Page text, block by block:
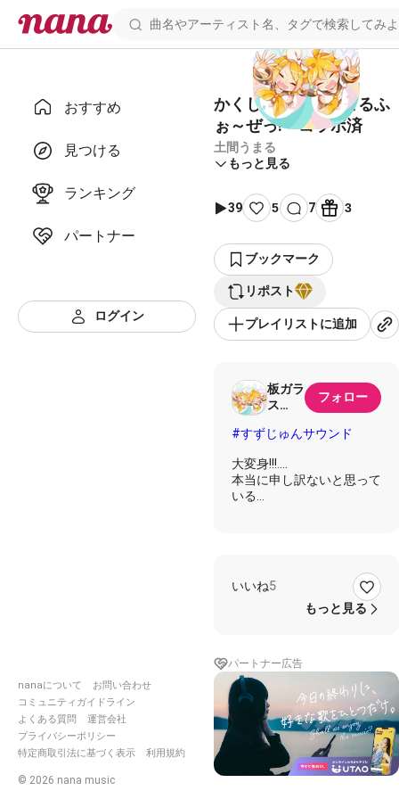
おすすめ
見つける
ランキング
パートナー
ログイン
nanaについて
お問い合わせ
コミュニティガイドライン
よくある質問
運営会社
プライバシーポリシー
特定商取引法に基づく表示
利用規約
© 2026 nana music
かくしん的☆めたまるふ
ぉ～ぜっ! コラボ済
土間うまる
もっと見る
39 5 7 3
ブックマーク
リポスト
プレイリストに追加
板ガラ
ス
ω・´)
やむち
ゃ
フォロー
#すずじゅんサウンド
大変身!!!....
本当に申し訳ないと思って
いる
いいね5
もっと見る
パートナー広告